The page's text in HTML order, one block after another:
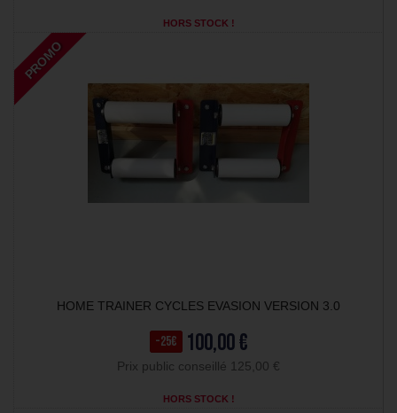
HORS STOCK !
PROMO
HOME TRAINER CYCLES EVASION VERSION 3.0
-25€ 100,00 €
Prix public conseillé 125,00 €
HORS STOCK !